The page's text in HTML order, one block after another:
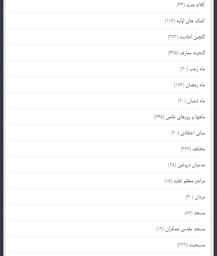
کلام جدید(34)
کمک های اولیه (116)
گلچین احادیث (372)
گنجینه معارف (495)
ماه رجب(20)
ماه رمضان(176)
ماه شعبان(20)
ماهها و روزهای خاص (745)
مبانی اعتقادی (20)
مختلف (367)
مدعیان دروغین (25)
مراجع معظم تقلید(15)
مردان(40)
مسجد(87)
مسجد مقدس جمکران(19)
مسیحیت (229)